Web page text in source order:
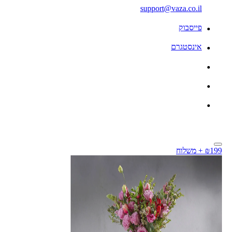
support@vaza.co.il
פייסבוק
אינסטגרם
₪199 + משלוח